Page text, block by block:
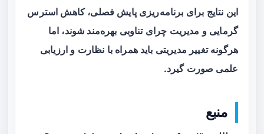
این نتایج برای برنامه‌ریزی پایش فصلی، کاهش استرس
گرمایی و مدیریت چرای تناوبی بهره‌مند شوند، اما
هرگونه تغییر مدیریتی باید همراه با نظارت و ارزیابی
علمی صورت گیرد.
منبع